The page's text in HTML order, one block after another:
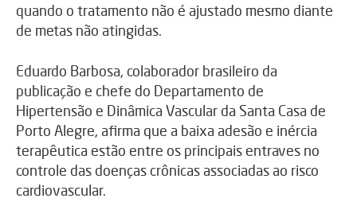
quando o tratamento não é ajustado mesmo diante
de metas não atingidas.
Eduardo Barbosa, colaborador brasileiro da
publicação e chefe do Departamento de
Hipertensão e Dinâmica Vascular da Santa Casa de
Porto Alegre, afirma que a baixa adesão e inércia
terapêutica estão entre os principais entraves no
controle das doenças crônicas associadas ao risco
cardiovascular.